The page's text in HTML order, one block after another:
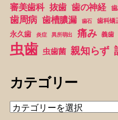
審美歯科 抜歯 歯の神経
歯周病 歯槽膿漏 歯石 歯科矯
永久歯 炎症 異所萌出 痛み 義歯
虫歯 虫歯菌 親知らず
カテゴリー
カ
テ